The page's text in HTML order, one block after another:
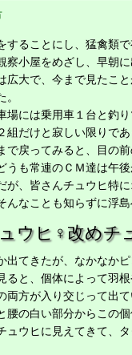
ることにし、猛禽類で
小屋をめざし、早朝に
大で、今まで見たこ
には乗用車１台と釣
組だけと寂しい限りであ
戻ってみると、目の
うも常連のＣＭ達は午後
、皆さんチュウヒ特
んなことも知らずに浮
ウヒ♀改めチ
てきたが、なかなか
と、個体によって羽
両方が入り交じって出て
腰の白い部分からこの
ュウヒに見えてきて、タ